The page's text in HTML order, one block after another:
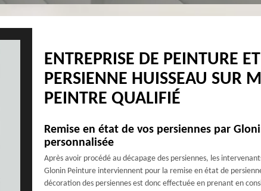
ENTREPRISE DE PEINTURE
PERSIENNE HUISSEAU SUR
PEINTRE QUALIFIÉ
Remise en état de vos persiennes par
personnalisée
Après avoir procédé au décapage des persiennes, les
Glonin Peinture interviennent pour la remise en état de
décoration des persiennes est donc effectuée en prenant en